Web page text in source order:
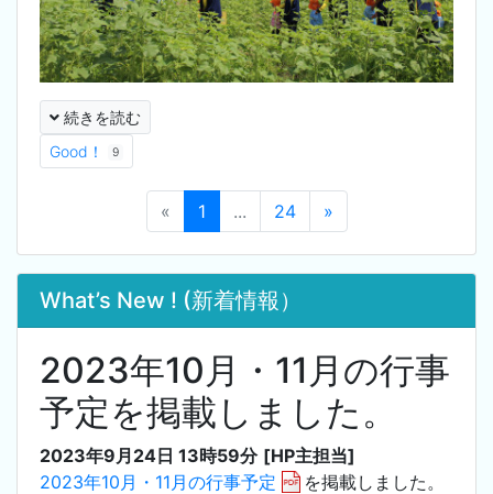
続きを読む
Good！
9
« 1 ... 24 »
What’s New ! (新着情報）
2023年10月・11月の行事
予定を掲載しました。
2023年9月24日 13時59分 [HP主担当]
2023年10月・11月の行事予定
を掲載しました。